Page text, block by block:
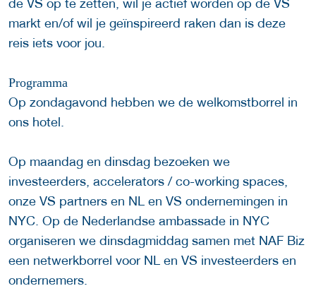
de VS op te zetten, wil je actief worden op de VS
markt en/of wil je geïnspireerd raken dan is deze
reis iets voor jou.
Programma
Op zondagavond hebben we de welkomstborrel in
ons hotel.
Op maandag en dinsdag bezoeken we
investeerders, accelerators / co-working spaces,
onze VS partners en NL en VS ondernemingen in
NYC. Op de Nederlandse ambassade in NYC
organiseren we dinsdagmiddag samen met NAF Biz
een netwerkborrel voor NL en VS investeerders en
ondernemers.